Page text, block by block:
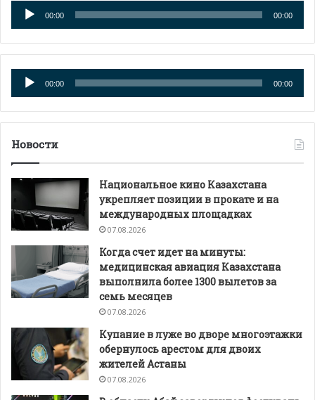
Аудиоплеер
00:00 00:00
Аудиоплеер
00:00 00:00
Новости
Национальное кино Казахстана
укрепляет позиции в прокате и на
международных площадках
07.08.2026
Когда счет идет на минуты:
медицинская авиация Казахстана
выполнила более 1300 вылетов за
семь месяцев
07.08.2026
Купание в луже во дворе многоэтажки
обернулось арестом для двоих
жителей Астаны
07.08.2026